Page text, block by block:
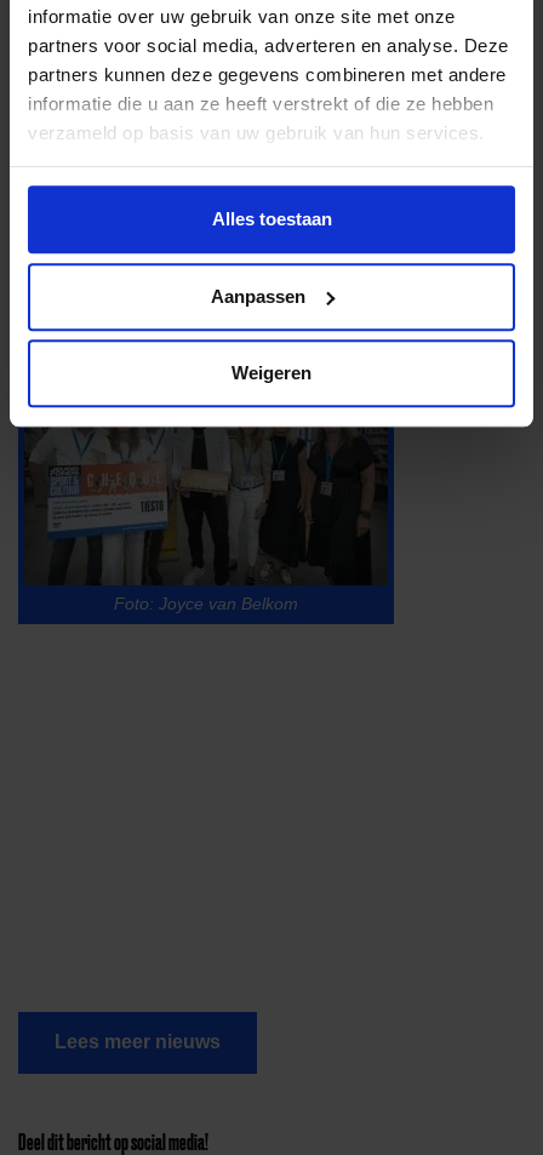
informatie over uw gebruik van onze site met onze
partners voor social media, adverteren en analyse. Deze
partners kunnen deze gegevens combineren met andere
informatie die u aan ze heeft verstrekt of die ze hebben
verzameld op basis van uw gebruik van hun services.
Alles toestaan
Aanpassen
Weigeren
Foto: Joyce van Belkom
Lees meer nieuws
Deel dit bericht op social media!